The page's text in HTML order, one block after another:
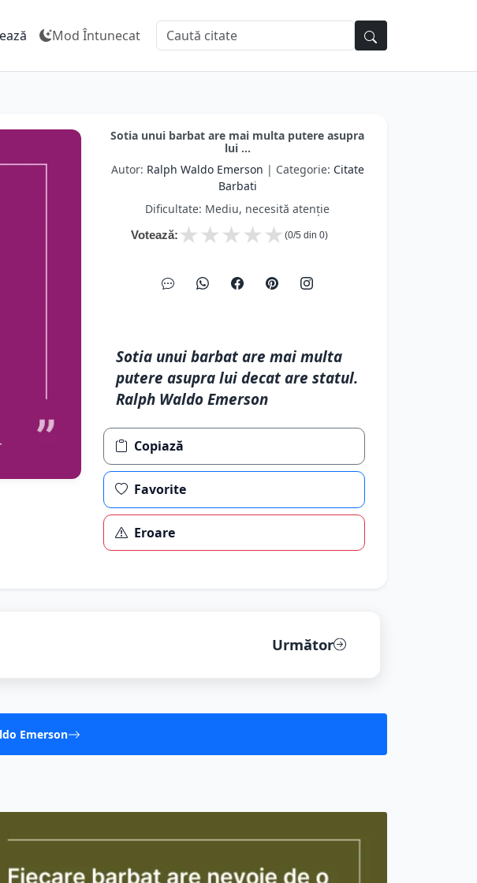
Mod Întunecat
Sotia unui barbat are mai multa putere asupra
lui ...
Autor: Ralph Waldo Emerson | Categorie: Citate
Barbati
Dificultate: Mediu, necesită atenție
Votează: ★
★
★
★
★ (0/5 din 0)
Sotia unui barbat are mai multa
putere asupra lui decat are statul.
Ralph Waldo Emerson
Copiază
Favorite
Eroare
Următor
Emerson